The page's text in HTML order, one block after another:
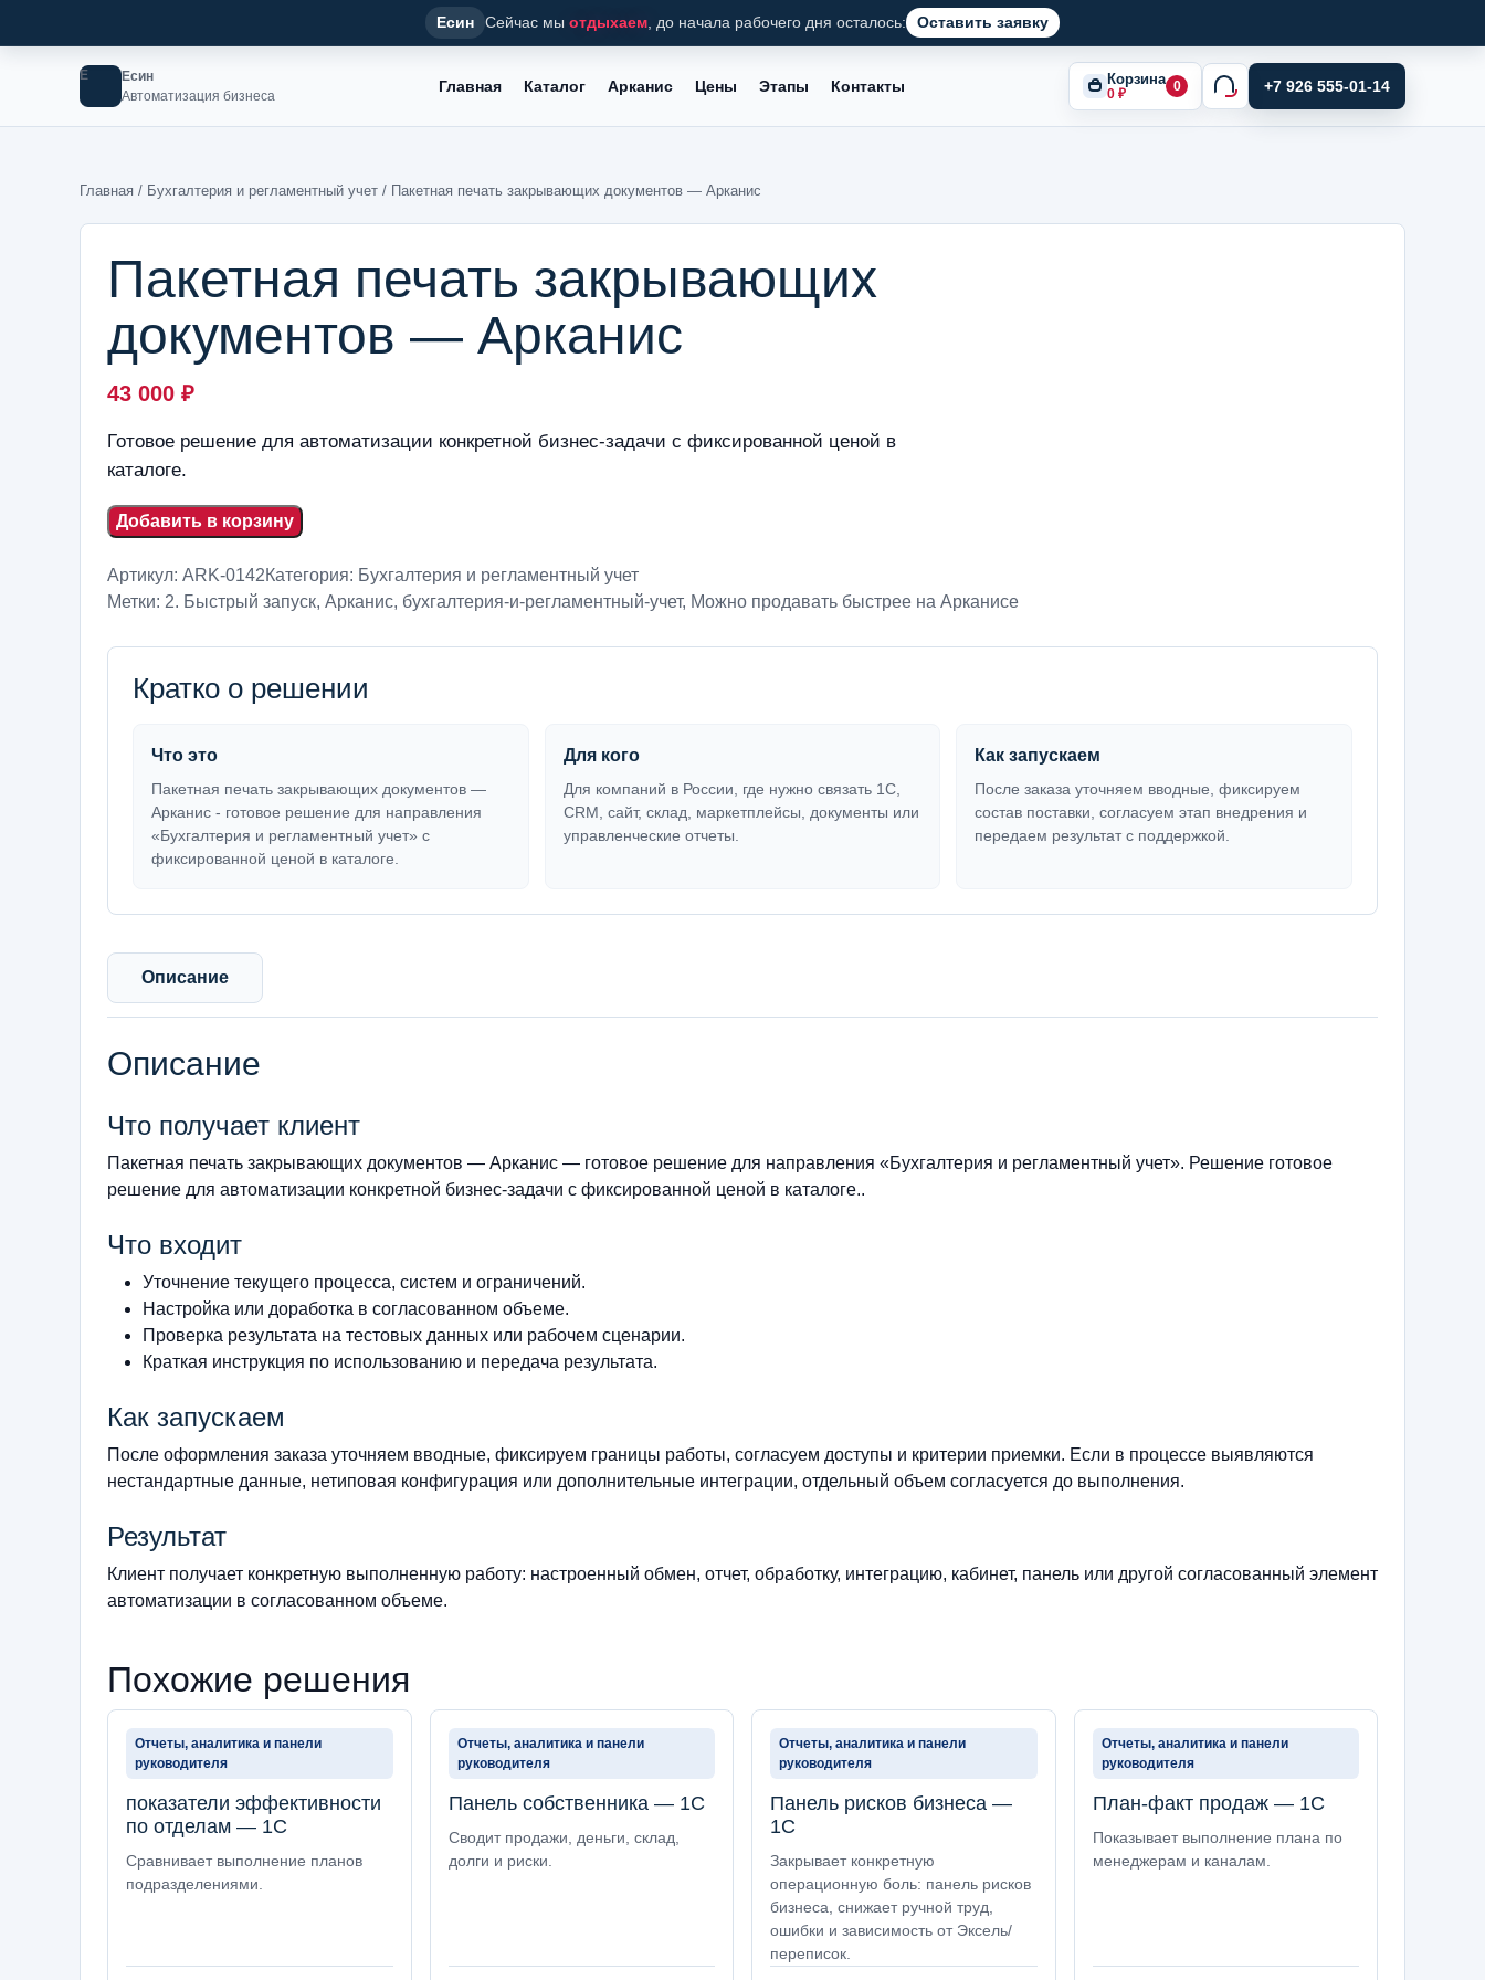
Есин Сейчас мы отдыхаем , до начала рабочего дня осталось: Оставить заявку
Е
Есин
Автоматизация бизнеса
Главная Каталог Арканис Цены Этапы Контакты Корзина
0 ₽ 0 +7 926 555-01-14
Главная / Бухгалтерия и регламентный учет / Пакетная печать закрывающих документов — Арканис
Пакетная печать закрывающих
документов — Арканис
43 000 ₽
Готовое решение для автоматизации конкретной бизнес-задачи с фиксированной ценой в
каталоге.
Добавить в корзину
Артикул: ARK-0142Категория: Бухгалтерия и регламентный учет
Метки: 2. Быстрый запуск, Арканис, бухгалтерия-и-регламентный-учет, Можно продавать быстрее на Арканисе
Кратко о решении
Что это
Пакетная печать закрывающих документов —
Арканис - готовое решение для направления
«Бухгалтерия и регламентный учет» с
фиксированной ценой в каталоге.
Для кого
Для компаний в России, где нужно связать 1С,
CRM, сайт, склад, маркетплейсы, документы или
управленческие отчеты.
Как запускаем
После заказа уточняем вводные, фиксируем
состав поставки, согласуем этап внедрения и
передаем результат с поддержкой.
Описание
Описание
Что получает клиент
Пакетная печать закрывающих документов — Арканис — готовое решение для направления «Бухгалтерия и регламентный учет». Решение готовое
решение для автоматизации конкретной бизнес-задачи с фиксированной ценой в каталоге..
Что входит
Уточнение текущего процесса, систем и ограничений.
Настройка или доработка в согласованном объеме.
Проверка результата на тестовых данных или рабочем сценарии.
Краткая инструкция по использованию и передача результата.
Как запускаем
После оформления заказа уточняем вводные, фиксируем границы работы, согласуем доступы и критерии приемки. Если в процессе выявляются
нестандартные данные, нетиповая конфигурация или дополнительные интеграции, отдельный объем согласуется до выполнения.
Результат
Клиент получает конкретную выполненную работу: настроенный обмен, отчет, обработку, интеграцию, кабинет, панель или другой согласованный элемент
автоматизации в согласованном объеме.
Похожие решения
Отчеты, аналитика и панели
руководителя
показатели эффективности
по отделам — 1С
Сравнивает выполнение планов
подразделениями.
Отчеты, аналитика и панели
руководителя
Панель собственника — 1С
Сводит продажи, деньги, склад,
долги и риски.
Отчеты, аналитика и панели
руководителя
Панель рисков бизнеса —
1С
Закрывает конкретную
операционную боль: панель рисков
бизнеса, снижает ручной труд,
ошибки и зависимость от Эксель/
переписок.
Отчеты, аналитика и панели
руководителя
План-факт продаж — 1С
Показывает выполнение плана по
менеджерам и каналам.